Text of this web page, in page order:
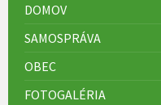
DOMOV
SAMOSPRÁVA
OBEC
FOTOGALÉRIA